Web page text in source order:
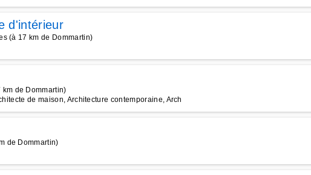
d'intérieur
(à 17 km de Dommartin)
de Dommartin)
de maison, Architecture contemporaine, Arch
de Dommartin)